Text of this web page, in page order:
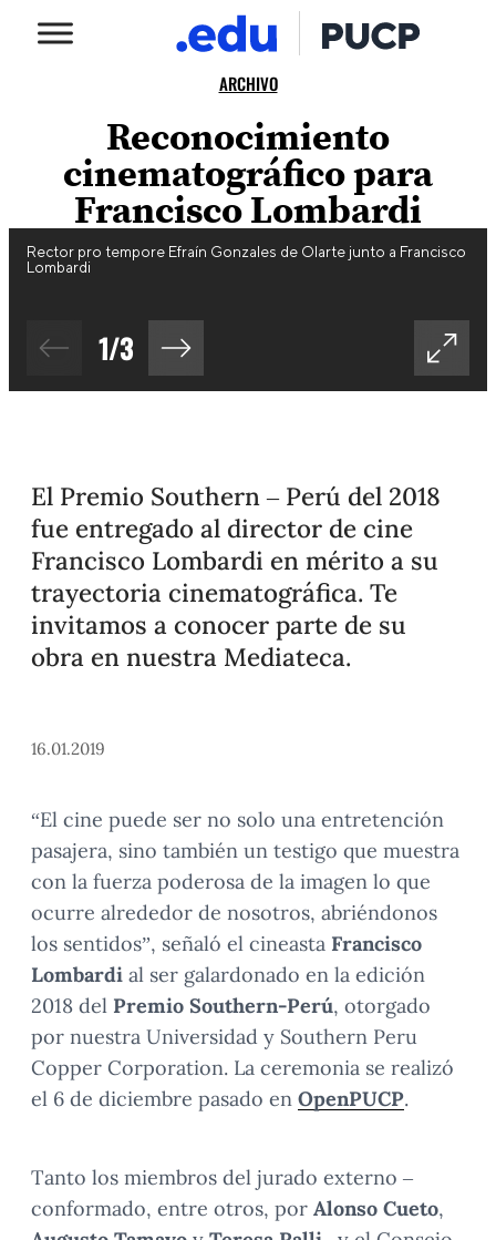
ARCHIVO
Reconocimiento
cinematográfico para
Francisco Lombardi
Rector pro tempore Efraín Gonzales de Olarte junto a Francisco
Lombardi
1/3
El Premio Southern – Perú del 2018
fue entregado al director de cine
Francisco Lombardi en mérito a su
trayectoria cinematográfica. Te
invitamos a conocer parte de su
obra en nuestra Mediateca.
16.01.2019
“El cine puede ser no solo una entretención
pasajera, sino también un testigo que muestra
con la fuerza poderosa de la imagen lo que
ocurre alrededor de nosotros, abriéndonos
los sentidos”, señaló el cineasta Francisco
Lombardi al ser galardonado en la edición
2018 del Premio Southern-Perú, otorgado
por nuestra Universidad y Southern Peru
Copper Corporation. La ceremonia se realizó
el 6 de diciembre pasado en OpenPUCP.
Tanto los miembros del jurado externo –
conformado, entre otros, por Alonso Cueto,